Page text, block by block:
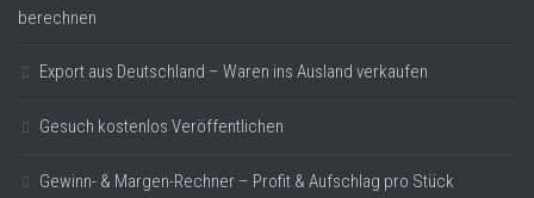
berechnen
Export aus Deutschland – Waren ins Ausland verkaufen
Gesuch kostenlos Veröffentlichen
Gewinn- & Margen-Rechner – Profit & Aufschlag pro Stück